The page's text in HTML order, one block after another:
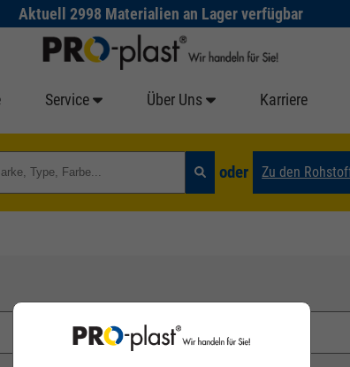
Aktuell 2998 Materialien an Lager verfügbar
Service Über Uns Karriere
oder Zu den